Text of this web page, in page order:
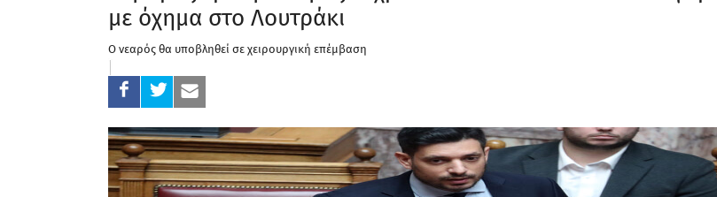
με όχημα στο Λουτράκι
Ο νεαρός θα υποβληθεί σε χειρουργική επέμβαση